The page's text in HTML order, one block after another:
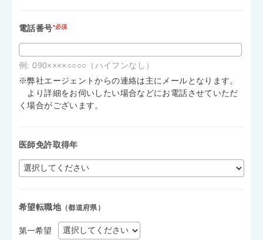
電話番号*必須
例: 090××××○○○○（ハイフンなし）
※弊社エージェントからの連絡は主にメールとなります。
より詳細をお伺いしたい場合などにお電話させていただ
く場合がございます。
医師免許取得年
希望転職地（都道府県）
第一希望